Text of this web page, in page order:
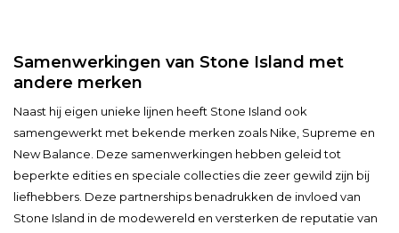
Samenwerkingen van Stone Island met
andere merken
Naast hij eigen unieke lijnen heeft Stone Island ook
samengewerkt met bekende merken zoals Nike, Supreme en
New Balance. Deze samenwerkingen hebben geleid tot
beperkte edities en speciale collecties die zeer gewild zijn bij
liefhebbers. Deze partnerships benadrukken de invloed van
Stone Island in de modewereld en versterken de reputatie van